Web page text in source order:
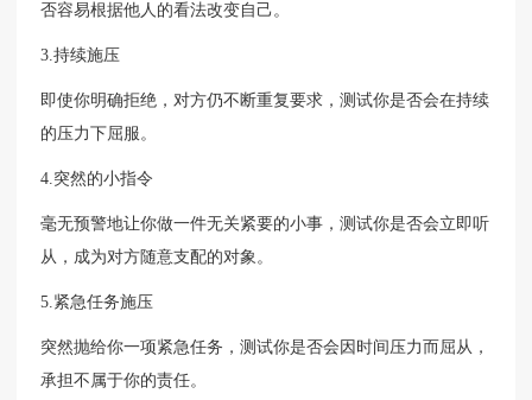
否容易根据他人的看法改变自己。
3.持续施压
即使你明确拒绝，对方仍不断重复要求，测试你是否会在持续
的压力下屈服。
4.突然的小指令
毫无预警地让你做一件无关紧要的小事，测试你是否会立即听
从，成为对方随意支配的对象。
5.紧急任务施压
突然抛给你一项紧急任务，测试你是否会因时间压力而屈从，
承担不属于你的责任。